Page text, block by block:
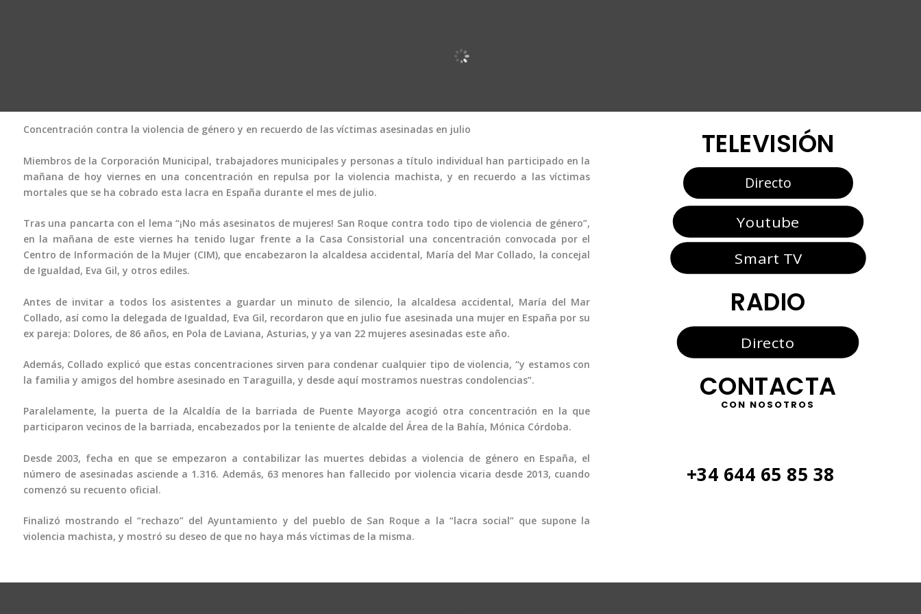
Concentración contra la violencia de género y en recuerdo de las víctimas asesinadas en julio
Miembros de la Corporación Municipal, trabajadores municipales y personas a título individual han participado en la
mañana de hoy viernes en una concentración en repulsa por la violencia machista, y en recuerdo a las víctimas
mortales que se ha cobrado esta lacra en España durante el mes de julio.
Tras una pancarta con el lema “¡No más asesinatos de mujeres! San Roque contra todo tipo de violencia de género”,
en la mañana de este viernes ha tenido lugar frente a la Casa Consistorial una concentración convocada por el
Centro de Información de la Mujer (CIM), que encabezaron la alcaldesa accidental, María del Mar Collado, la concejal
de Igualdad, Eva Gil, y otros ediles.
Antes de invitar a todos los asistentes a guardar un minuto de silencio, la alcaldesa accidental, María del Mar
Collado, así como la delegada de Igualdad, Eva Gil, recordaron que en julio fue asesinada una mujer en España por su
ex pareja: Dolores, de 86 años, en Pola de Laviana, Asturias, y ya van 22 mujeres asesinadas este año.
Además, Collado explicó que estas concentraciones sirven para condenar cualquier tipo de violencia, “y estamos con
la familia y amigos del hombre asesinado en Taraguilla, y desde aquí mostramos nuestras condolencias”.
Paralelamente, la puerta de la Alcaldía de la barriada de Puente Mayorga acogió otra concentración en la que
participaron vecinos de la barriada, encabezados por la teniente de alcalde del Área de la Bahía, Mónica Córdoba.
Desde 2003, fecha en que se empezaron a contabilizar las muertes debidas a violencia de género en España, el
número de asesinadas asciende a 1.316. Además, 63 menores han fallecido por violencia vicaria desde 2013, cuando
comenzó su recuento oficial.
Finalizó mostrando el “rechazo” del Ayuntamiento y del pueblo de San Roque a la “lacra social” que supone la
violencia machista, y mostró su deseo de que no haya más víctimas de la misma.
TELEVISIÓN
Directo
Youtube
Smart TV
RADIO
Directo
CONTACTA
CON NOSOTROS
+34 644 65 85 38